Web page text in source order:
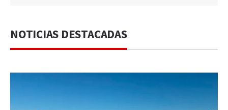
NOTICIAS DESTACADAS